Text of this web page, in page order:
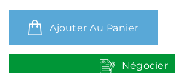
Ajouter Au Panier
Négocier